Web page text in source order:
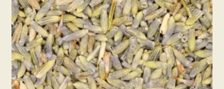
de
productpagina